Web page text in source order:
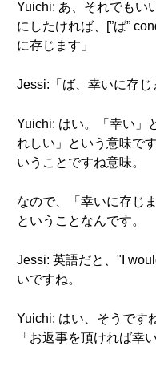
Yuichi: あ、それでもい
にしたければ、[”ば”
に存じます」
Jessi:「ば、幸いに存じ
Yuichi: はい。「幸い」
れしい」という意味で
いうことですね意味。
なので、「幸いに存じ
ということなんです。
Jessi: 英語だと、"I
いですね。
Yuichi: はい、そうです
「お返事を頂ければ幸